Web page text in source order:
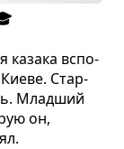
казака вспо­
Стар­
Млад­ший
он,